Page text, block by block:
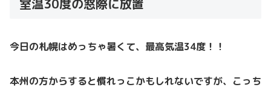
今日の札幌はめっちゃ暑くて、最高気温34度！！
本州の方からすると慣れっこかもしれないですが、こっち